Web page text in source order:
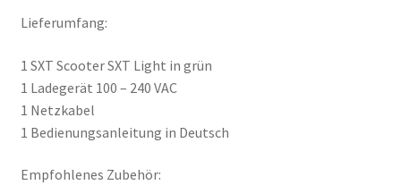
Lieferumfang:
1 SXT Scooter SXT Light in grün
1 Ladegerät 100 – 240 VAC
1 Netzkabel
1 Bedienungsanleitung in Deutsch
Empfohlenes Zubehör: